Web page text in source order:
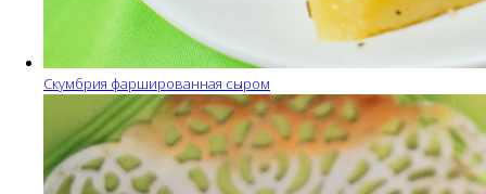
Скумбрия фаршированная сыром